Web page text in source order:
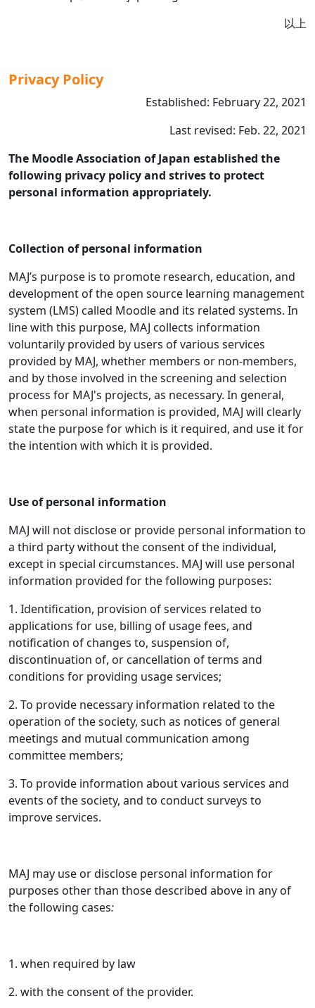
以上
Privacy Policy
Established: February 22, 2021
Last revised: Feb. 22, 2021
The Moodle Association of Japan established the
following privacy policy and strives to protect
personal information appropriately.
Collection of personal information
MAJ’s purpose is to promote research, education, and
development of the open source learning management
system (LMS) called Moodle and its related systems. In
line with this purpose, MAJ collects information
voluntarily provided by users of various services
provided by MAJ, whether members or non-members,
and by those involved in the screening and selection
process for MAJ's projects, as necessary. In general,
when personal information is provided, MAJ will clearly
state the purpose for which is it required, and use it for
the intention with which it is provided.
Use of personal information
MAJ will not disclose or provide personal information to
a third party without the consent of the individual,
except in special circumstances. MAJ will use personal
information provided for the following purposes:
1. Identification, provision of services related to
applications for use, billing of usage fees, and
notification of changes to, suspension of,
discontinuation of, or cancellation of terms and
conditions for providing usage services;
2. To provide necessary information related to the
operation of the society, such as notices of general
meetings and mutual communication among
committee members;
3. To provide information about various services and
events of the society, and to conduct surveys to
improve services.
MAJ may use or disclose personal information for
purposes other than those described above in any of
the following cases:
1. when required by law
2. with the consent of the provider.